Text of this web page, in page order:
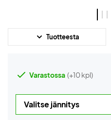
Tuotteesta
Varastossa (+10 kpl)